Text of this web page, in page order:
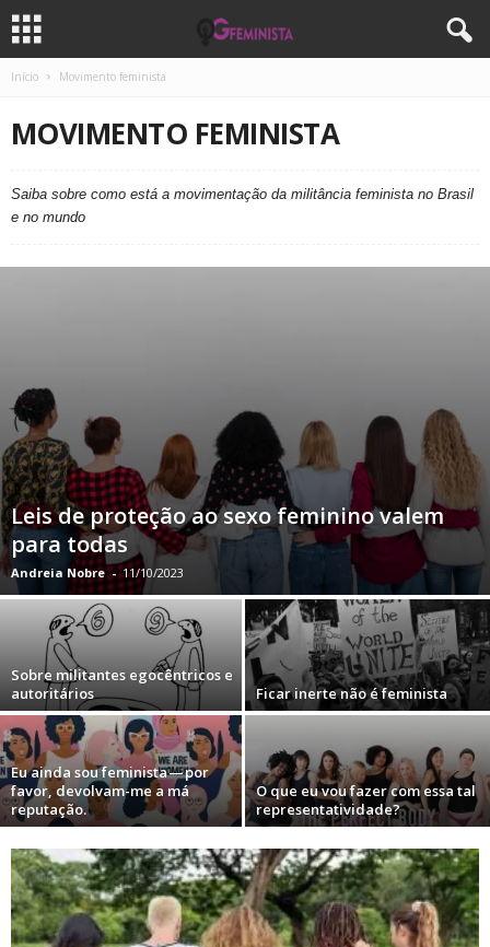
Início Movimento feminista
MOVIMENTO FEMINISTA
Saiba sobre como está a movimentação da militância feminista no Brasil
e no mundo
Leis de proteção ao sexo feminino valem
para todas
Andreia Nobre - 11/10/2023
Sobre militantes egocêntricos e
autoritários
Ficar inerte não é feminista
Eu ainda sou feminista — por
favor, devolvam-me a má
reputação.
O que eu vou fazer com essa tal
representatividade?